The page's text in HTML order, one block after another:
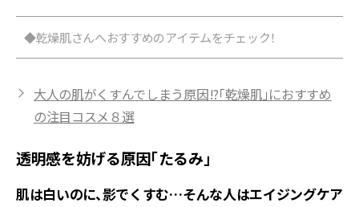
◆乾燥肌さんへおすすめのアイテムをチェック！
大人の肌がくすんでしまう原因!?「乾燥肌」におすすめ
の注目コスメ８選
透明感を妨げる原因「たるみ」
肌は白いのに、影でくすむ…そんな人はエイジングケア